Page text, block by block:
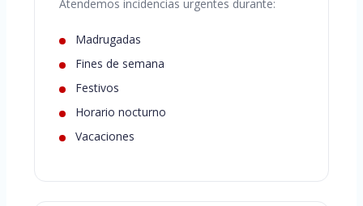
Atendemos incidencias urgentes durante:
Madrugadas
Fines de semana
Festivos
Horario nocturno
Vacaciones